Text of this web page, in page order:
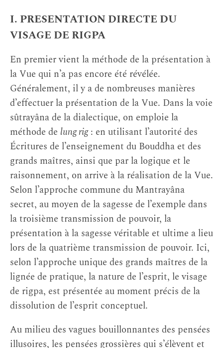
I. PRESENTATION DIRECTE DU
VISAGE DE RIGPA
En premier vient la méthode de la présentation à
la Vue qui n’a pas encore été révélée.
Généralement, il y a de nombreuses manières
d’effectuer la présentation de la Vue. Dans la voie
sûtrayâna de la dialectique, on emploie la
méthode de lung rig: en utilisant l’autorité des
Écritures de l’enseignement du Bouddha et des
grands maîtres, ainsi que par la logique et le
raisonnement, on arrive à la réalisation de la Vue.
Selon l’approche commune du Mantrayâna
secret, au moyen de la sagesse de l’exemple dans
la troisième transmission de pouvoir, la
présentation à la sagesse véritable et ultime a lieu
lors de la quatrième transmission de pouvoir. Ici,
selon l’approche unique des grands maîtres de la
lignée de pratique, la nature de l’esprit, le visage
de rigpa, est présentée au moment précis de la
dissolution de l’esprit conceptuel.
Au milieu des vagues bouillonnantes des pensées
illusoires, les pensées grossières qui s’élèvent et